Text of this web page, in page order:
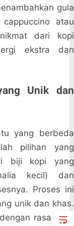
gula
atau
dari kopi
ekstra dan
Unik dan
yang berbeda
pilihan yang
biji kopi yang
kecil) dan
Proses ini
unik dan khas.
rasa yang